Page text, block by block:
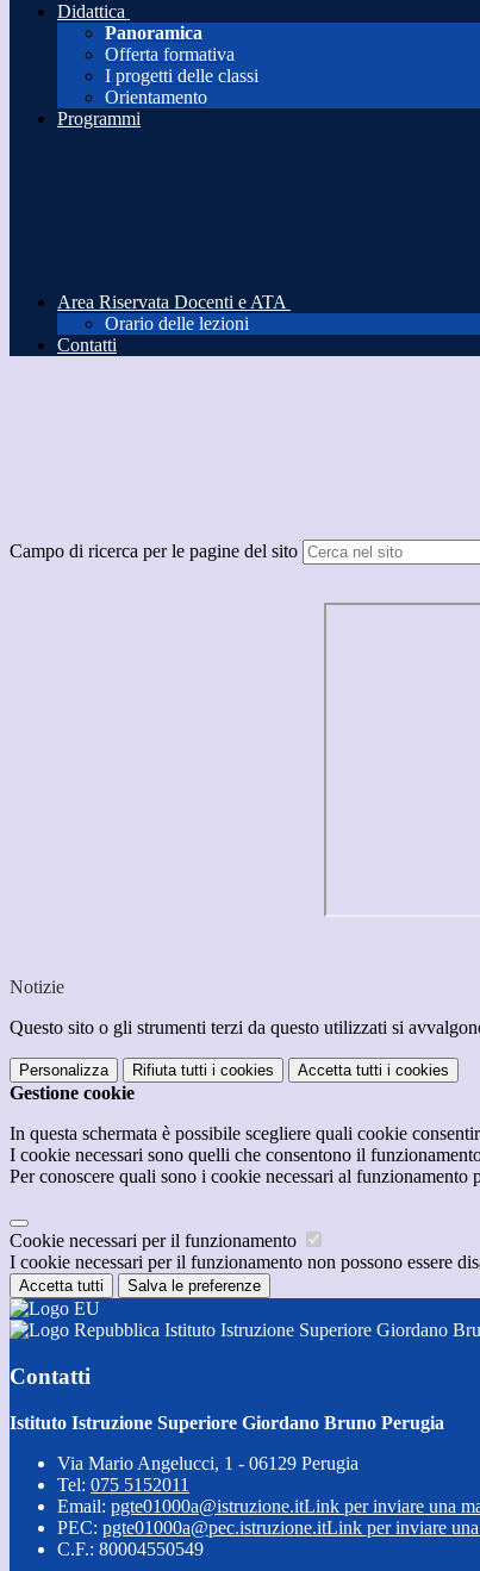
Didattica
Panoramica
Offerta formativa
I progetti delle classi
Orientamento
Programmi
Area Riservata Docenti e ATA
Orario delle lezioni
Contatti
Campo di ricerca per le pagine del sito
Notizie
Questo sito o gli strumenti terzi da questo utilizzati si
Personalizza Rifiuta tutti i cookies Accetta tutti i cookies
Gestione cookie
In questa schermata è possibile scegliere quali cookie
I cookie necessari sono quelli che consentono il
Per conoscere quali sono i cookie necessari al funzionamento
Cookie necessari per il funzionamento
I cookie necessari per il funzionamento non possono essere
Accetta tutti Salva le preferenze
Istituto Istruzione Superiore Giordano
Contatti
Istituto Istruzione Superiore Giordano Bruno Perugia
Via Mario Angelucci, 1 - 06129 Perugia
Tel: 075 5152011
Email: pgte01000a@istruzione.itLink per inviare una
PEC: pgte01000a@pec.istruzione.itLink per inviare
C.F.: 80004550549